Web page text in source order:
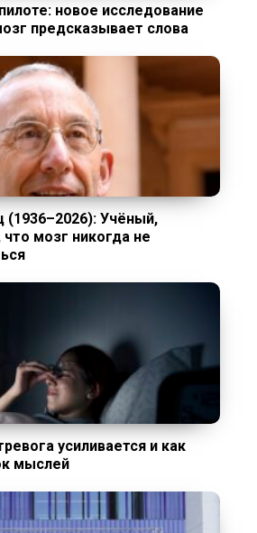
новое исследование
предсказывает слова
Учёный,
мозг никогда не
усиливается и как
мыслей